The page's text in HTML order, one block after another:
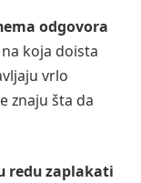
odgovora
koja doista
vrlo
znaju šta da
redu zaplakati